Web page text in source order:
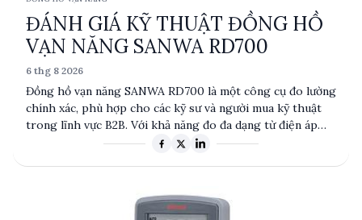
ĐÁNH GIÁ KỸ THUẬT ĐỒNG HỒ
VẠN NĂNG SANWA RD700
6 thg 8 2026
Đồng hồ vạn năng SANWA RD700 là một công cụ đo lường
chính xác, phù hợp cho các kỹ sư và người mua kỹ thuật
trong lĩnh vực B2B. Với khả năng đo đa dạng từ điện áp
DC/AC, dòng điện đến điện trở và điện dung, sản phẩm
Loan và được thiết kế để đáp ứng nhu cầu đo lường